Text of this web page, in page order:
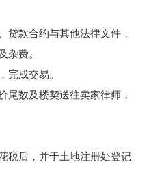
贷款合约与其他法律文件，
杂费。
完成交易。
尾数及楼契送往卖家律师，
税后，并于土地注册处登记